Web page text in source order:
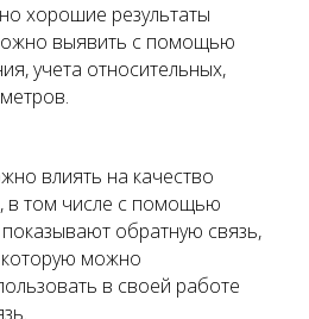
хорошие результаты
выявить с помощью
учета относительных,
влиять на качество
в том числе с помощью
обратную связь,
которую можно
в своей работе